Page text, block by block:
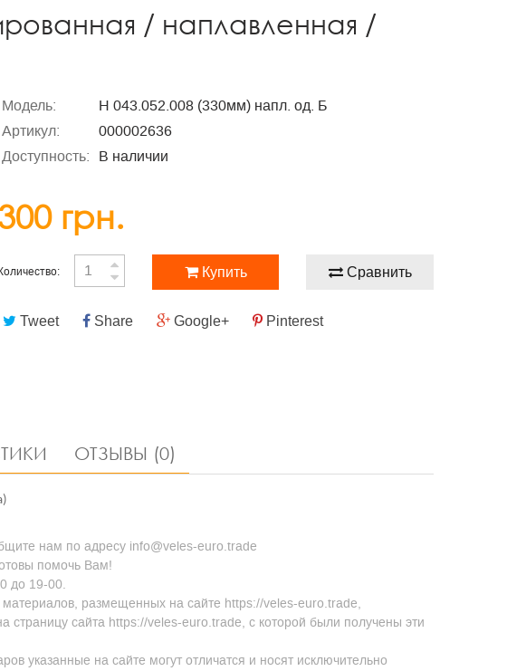
/ наплавленная /
Модель:
Н 043.052.008 (330мм) напл. од. Б
Артикул:
000002636
Доступность:
В наличии
грн.
Количество: Купить Сравнить
Tweet Share Google+ Pinterest
ОТЗЫВЫ (0)
нам по адресу info@veles-euro.trade
помочь Вам!
до 19-00.
размещенных на сайте https://veles-euro.trade,
сайта https://veles-euro.trade, с которой были получены эти
указанные на сайте могут отличатся и носят исключительно